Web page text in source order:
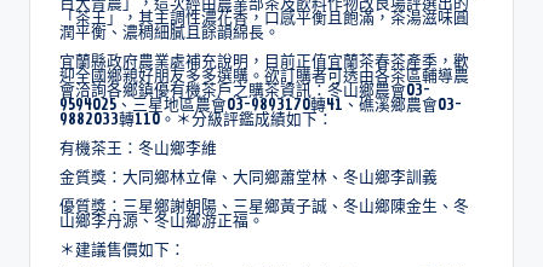
「茶王」，其主調性濃花香，口感平衡且飽滿，茶湯滋味圓
潤平衡、濃稠細膩且餘韻綿長。
宜蘭縣政府農業處補充說明，目前正值宜蘭茶春茶產季，歡
迎全國鄉親好朋友多多選購。欲訂購者可透由各茶區輔導農
會洽詢各鄉鎮優有機茶戶之購茶資訊：冬山鄉農會03-
9594025、三星地區農會03-9893170轉41、礁溪鄉農會03-
9882033轉110。＊分級評鑑成績如下：
有機茶王：冬山鄉李維
金質獎：大同鄉林立偉、大同鄉蕭堂林、冬山鄉李訓義
優質獎：三星鄉謝朝陽、三星鄉黃子誠、冬山鄉陳金生、冬
山鄉李丹源、冬山鄉游正福。
＊建議售價如下：